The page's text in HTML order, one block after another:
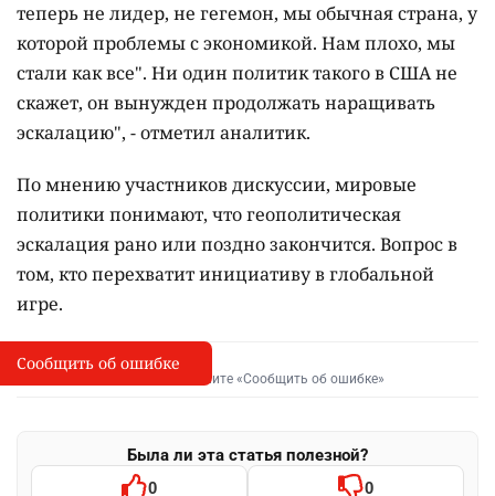
теперь не лидер, не гегемон, мы обычная страна, у
которой проблемы с экономикой. Нам плохо, мы
стали как все". Ни один политик такого в США не
скажет, он вынужден продолжать наращивать
эскалацию", - отметил аналитик.
По мнению участников дискуссии, мировые
политики понимают, что геополитическая
эскалация рано или поздно закончится. Вопрос в
том, кто перехватит инициативу в глобальной
игре.
I
Сообщить об опечатке
Выделите фрагмент и нажмите «Сообщить об ошибке»
Была ли эта статья полезной?
0 0
Сообщить об ошибке